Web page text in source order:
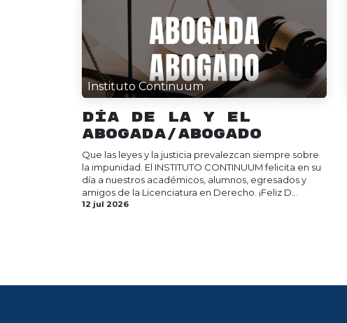
Instituto Continuum
Día de la y el
Abogada/Abogado
Que las leyes y la justicia prevalezcan siempre sobre
la impunidad. El INSTITUTO CONTINUUM felicita en su
día a nuestros académicos, alumnos, egresados y
amigos de la Licenciatura en Derecho. ¡Feliz D...
12 jul 2026